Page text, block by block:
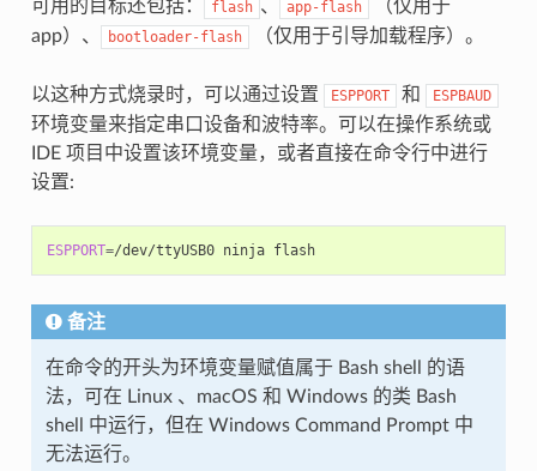
可用的目标还包括： flash 、 app-flash
（仅用于
app）、
bootloader-flash （仅用于引导加载程序）。
以这种方式烧录时，可以通过设置 ESPPORT 和 ESPBAUD
环境变量来指定串口设备和波特率。可以在操作系统或
IDE 项目中设置该环境变量，或者直接在命令行中进行
设置:
ESPPORT=/dev/ttyUSB0 ninja flash
备注
在命令的开头为环境变量赋值属于 Bash shell 的语
法，可在 Linux 、macOS 和 Windows 的类 Bash
shell 中运行，但在 Windows Command Prompt 中
无法运行。